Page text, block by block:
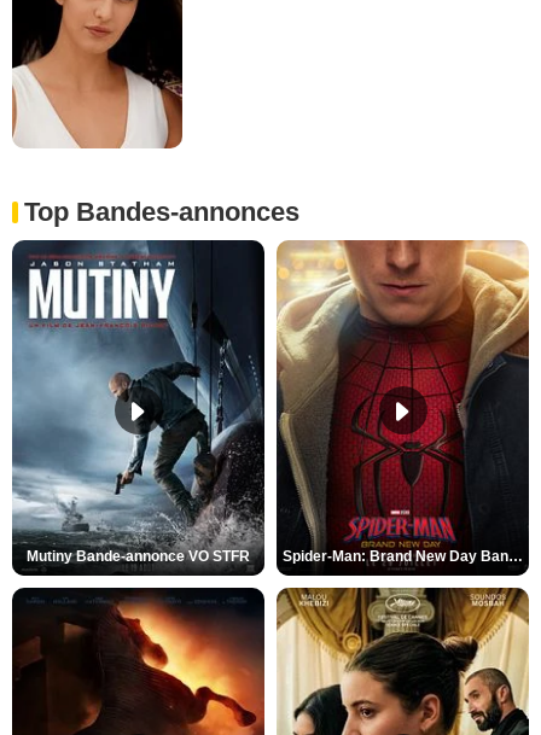
Top Bandes-annonces
Mutiny Bande-annonce VO STFR Spider-Man: Brand New Day Bande-annonce VO STFR